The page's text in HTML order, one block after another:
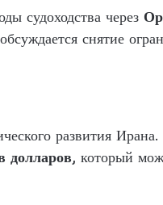
судоходства через
снятие
развития
долларов, который